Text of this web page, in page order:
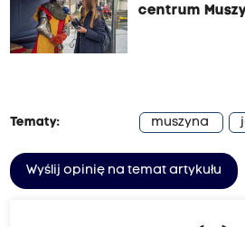
centrum
Tematy: muszyna
Wyślij opinię na temat artykułu